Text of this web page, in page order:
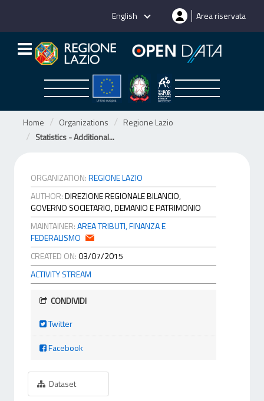
English Area riservata
Home Organizations
Regione Lazio
Statistics - Additional...
ORGANIZATION:REGIONE LAZIO
AUTHOR:DIREZIONE REGIONALE BILANCIO,
GOVERNO SOCIETARIO, DEMANIO E PATRIMONIO
MAINTAINER:AREA TRIBUTI, FINANZA E
FEDERALISMO
CREATED ON:03/07/2015
ACTIVITY STREAM
CONDIVIDI
Twitter
Facebook
Dataset